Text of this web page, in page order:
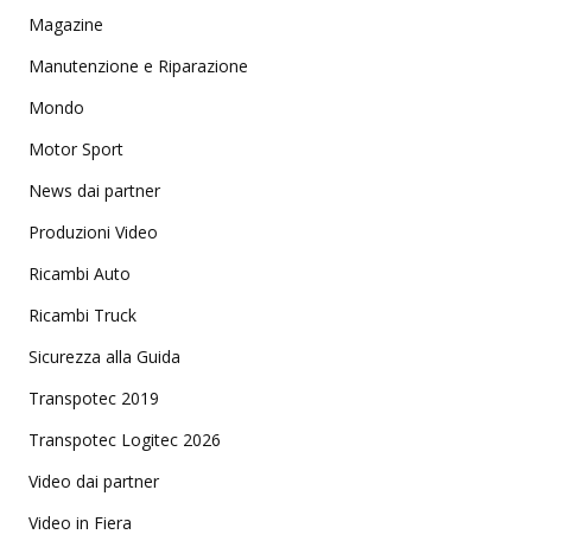
Magazine
Manutenzione e Riparazione
Mondo
Motor Sport
News dai partner
Produzioni Video
Ricambi Auto
Ricambi Truck
Sicurezza alla Guida
Transpotec 2019
Transpotec Logitec 2026
Video dai partner
Video in Fiera